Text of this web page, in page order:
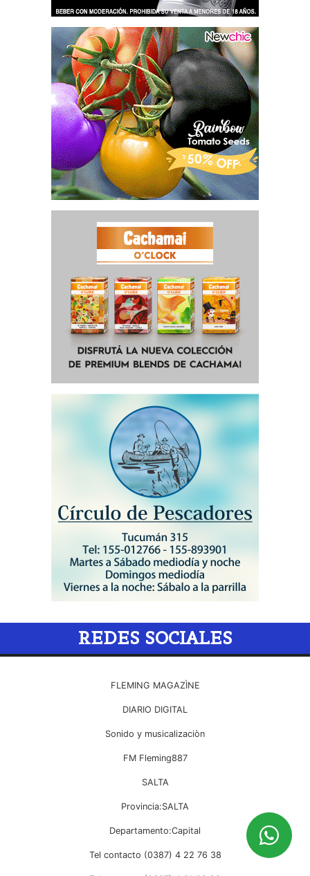
REDES SOCIALES
FLEMING MAGAZÌNE
DIARIO DIGITAL
Sonido y musicalizaciòn
FM Fleming887
SALTA
Provincia:SALTA
Departamento:Capital
Tel contacto (0387) 4 22 76 38